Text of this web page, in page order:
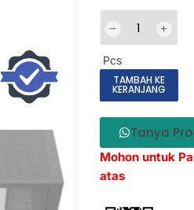
Pcs
TAMBAH KE
KERANJANG
Tanya
Mohon untuk
atas